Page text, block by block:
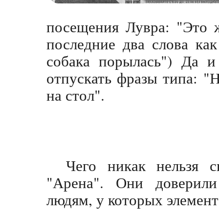
посещения Лувра: "Это
последние два слова
собака порылась") Да
отпускать фразы типа:
на стол".
Чего никак нельзя
"Арена". Они
людям, у которых